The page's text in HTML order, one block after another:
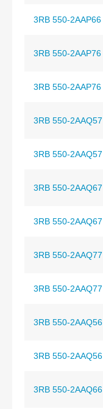
3RB 550-2AAP66
3RB 550-2AAP76
3RB 550-2AAP76
3RB 550-2AAQ57
3RB 550-2AAQ57
3RB 550-2AAQ67
3RB 550-2AAQ67
3RB 550-2AAQ77
3RB 550-2AAQ77
3RB 550-2AAQ56
3RB 550-2AAQ56
3RB 550-2AAQ66